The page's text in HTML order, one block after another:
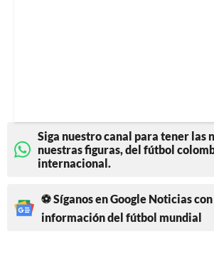
Siga nuestro canal para tener las
nuestras figuras, del fútbol
internacional.
⚽ Síganos en Google Noticias
información del fútbol mundial